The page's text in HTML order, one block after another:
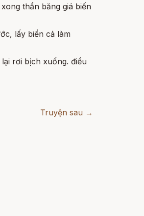
thần băng giá biến
lấy biển cả làm
rơi bịch xuống. điều
Truyện sau →